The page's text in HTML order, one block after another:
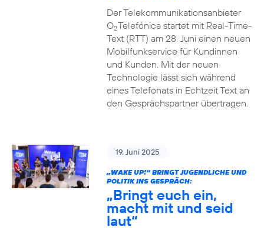
Der Telekommunikationsanbieter
O2Telefónica startet mit Real-Time-
Text (RTT) am 28. Juni einen neuen
Mobilfunkservice für Kundinnen
und Kunden. Mit der neuen
Technologie lässt sich während
eines Telefonats in Echtzeit Text an
den Gesprächspartner übertragen.
19. Juni 2025
„WAKE UP!“ BRINGT JUGENDLICHE UND
POLITIK INS GESPRÄCH:
„Bringt euch ein,
macht mit und seid
laut“